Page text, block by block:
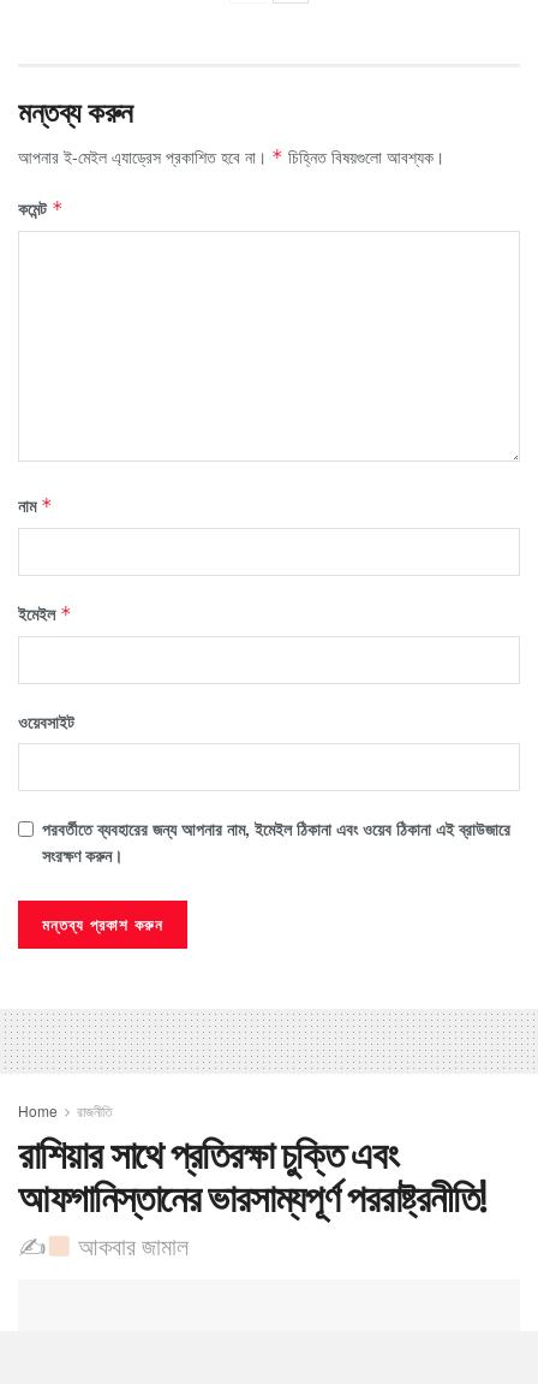
মন্তব্য করুন
আপনার ই-মেইল এ্যাড্রেস প্রকাশিত হবে না। * চিহ্নিত বিষয়গুলো আবশ্যক।
কমেন্ট *
নাম *
ইমেইল *
ওয়েবসাইট
পরবর্তীতে ব্যবহারের জন্য আপনার নাম, ইমেইল ঠিকানা এবং ওয়েব ঠিকানা এই ব্রাউজারে
সংরক্ষণ করুন।
Home রাজনীতি
রাশিয়ার সাথে প্রতিরক্ষা চুক্তি এবং
আফগানিস্তানের ভারসাম্যপূর্ণ পররাষ্ট্রনীতি! ​
✍ আকবার জামাল